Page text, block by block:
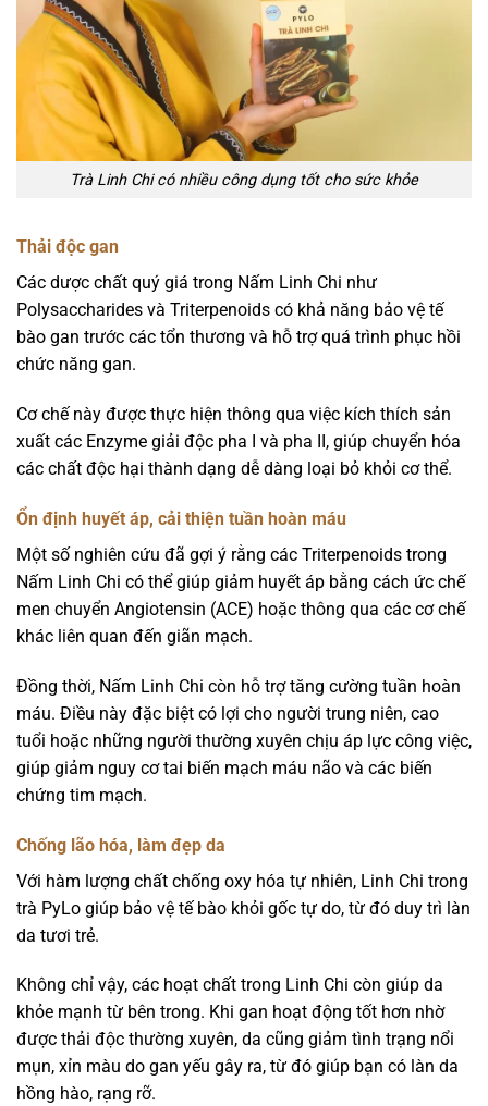
Trà Linh Chi có nhiều công dụng tốt cho sức khỏe
Thải độc gan
Các dược chất quý giá trong Nấm Linh Chi như
Polysaccharides và Triterpenoids có khả năng bảo vệ tế
bào gan trước các tổn thương và hỗ trợ quá trình phục hồi
chức năng gan.
Cơ chế này được thực hiện thông qua việc kích thích sản
xuất các Enzyme giải độc pha I và pha II, giúp chuyển hóa
các chất độc hại thành dạng dễ dàng loại bỏ khỏi cơ thể.
Ổn định huyết áp, cải thiện tuần hoàn máu
Một số nghiên cứu đã gợi ý rằng các Triterpenoids trong
Nấm Linh Chi có thể giúp giảm huyết áp bằng cách ức chế
men chuyển Angiotensin (ACE) hoặc thông qua các cơ chế
khác liên quan đến giãn mạch.
Đồng thời, Nấm Linh Chi còn hỗ trợ tăng cường tuần hoàn
máu. Điều này đặc biệt có lợi cho người trung niên, cao
tuổi hoặc những người thường xuyên chịu áp lực công việc,
giúp giảm nguy cơ tai biến mạch máu não và các biến
chứng tim mạch.
Chống lão hóa, làm đẹp da
Với hàm lượng chất chống oxy hóa tự nhiên, Linh Chi trong
trà PyLo giúp bảo vệ tế bào khỏi gốc tự do, từ đó duy trì làn
da tươi trẻ.
Không chỉ vậy, các hoạt chất trong Linh Chi còn giúp da
khỏe mạnh từ bên trong. Khi gan hoạt động tốt hơn nhờ
được thải độc thường xuyên, da cũng giảm tình trạng nổi
mụn, xỉn màu do gan yếu gây ra, từ đó giúp bạn có làn da
hồng hào, rạng rỡ.